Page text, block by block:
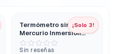
¡Solo 3!
Termómetro sin
Mercurio Inmersión
Parcial - 20 °C a 110 °C
305 mm
Sin reseñas